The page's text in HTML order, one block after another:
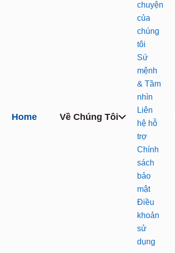
Home Về Chúng Tôi
chuyện
của
chúng
tôi
Sứ
mệnh
& Tầm
nhìn
Liên
hệ hỗ
trợ
Chính
sách
bảo
mật
Điều
khoản
sử
dụng